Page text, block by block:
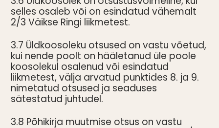
selles osaleb või on esindatud vähemalt
2/3 Väikse Ringi liikmetest.
3.7 Üldkoosoleku otsused on vastu võetud,
kui nende poolt on hääletanud üle poole
koosolekul osalenud või esindatud
liikmetest, välja arvatud punktides 8. ja 9.
nimetatud otsused ja seaduses
sätestatud juhtudel.
3.8 Põhikirja muutmise otsus on vastu